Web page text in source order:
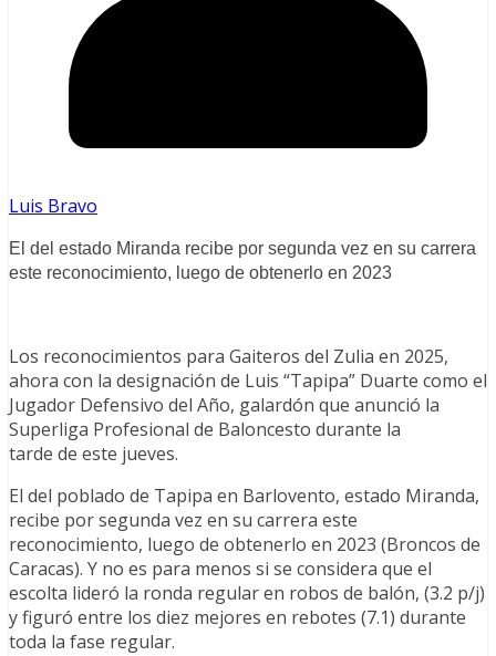
Luis Bravo
El del estado Miranda recibe por segunda vez en su carrera
este reconocimiento, luego de obtenerlo en 2023
Los reconocimientos para Gaiteros del Zulia en 2025,
ahora con la designación de Luis “Tapipa” Duarte como el
Jugador Defensivo del Año, galardón que anunció la
Superliga Profesional de Baloncesto durante la
tarde de este jueves.
El del poblado de Tapipa en Barlovento, estado Miranda,
recibe por segunda vez en su carrera este
reconocimiento, luego de obtenerlo en 2023 (Broncos de
Caracas). Y no es para menos si se considera que el
escolta lideró la ronda regular en robos de balón, (3.2 p/j)
y figuró entre los diez mejores en rebotes (7.1) durante
toda la fase regular.